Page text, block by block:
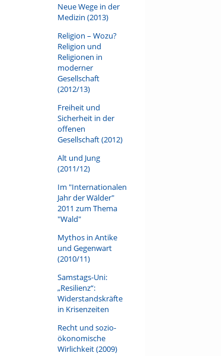
Neue Wege in der
Medizin (2013)
Religion – Wozu?
Religion und
Religionen in
moderner
Gesellschaft
(2012/13)
Freiheit und
Sicherheit in der
offenen
Gesellschaft (2012)
Alt und Jung
(2011/12)
Im "Internationalen
Jahr der Wälder"
2011 zum Thema
"Wald"
Mythos in Antike
und Gegenwart
(2010/11)
Samstags-Uni:
„Resilienz“:
Widerstandskräfte
in Krisenzeiten
Recht und sozio-
ökonomische
Wirlichkeit (2009)